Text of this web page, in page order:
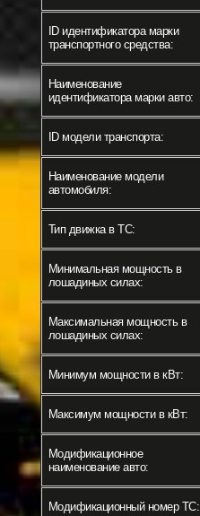
ID идентификатора марки
транспортного средства:
Наименование
идентификатора марки авто:
ID модели транспорта:
Наименование модели
автомобиля:
Тип движка в ТС:
Минимальная мощность в
лошадиных силах:
Максимальная мощность в
лошадиных силах:
Минимум мощности в кВт:
Максимум мощности в кВт:
Модификационное
наименование авто:
Модификационный номер ТС: